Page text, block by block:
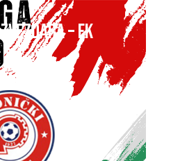
– FK